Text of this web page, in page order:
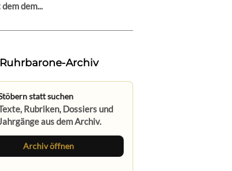
dem...
Ruhrbarone-Archiv
statt suchen
Rubriken, Dossiers und
Jahrgänge aus dem Archiv.
Archiv öffnen